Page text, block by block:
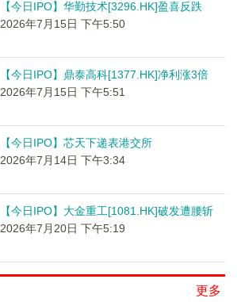
【今日IPO】华勤技术[3296.HK]盈喜反跌
2026年7月15日 下午5:50
【今日IPO】鼎泰高科[1377.HK]净利涨3倍
2026年7月15日 下午5:51
【今日IPO】芯天下递表港交所
2026年7月14日 下午3:34
【今日IPO】大金重工[1081.HK]破发遭腰斩
2026年7月20日 下午5:19
更多